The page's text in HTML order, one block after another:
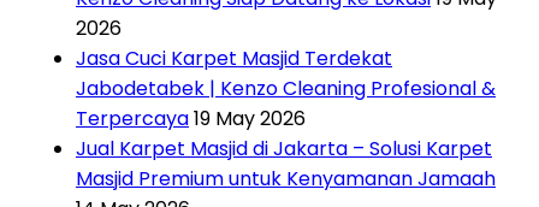
2026
Jasa Cuci Karpet Masjid Terdekat
Jabodetabek | Kenzo Cleaning Profesional &
Terpercaya19 May 2026
Jual Karpet Masjid di Jakarta – Solusi Karpet
Masjid Premium untuk Kenyamanan Jamaah